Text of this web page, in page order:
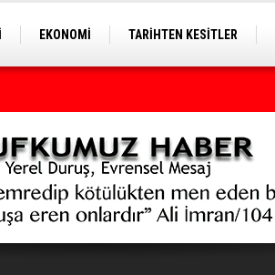
EKONOMİ TARİHTEN KESİTLER